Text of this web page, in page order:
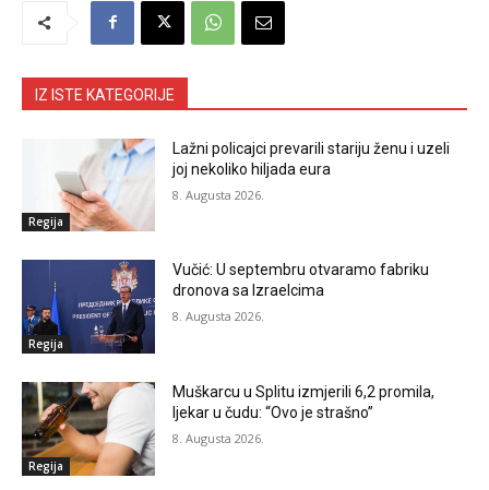
IZ ISTE KATEGORIJE
Regija
Lažni policajci prevarili stariju ženu i uzeli
joj nekoliko hiljada eura
8. Augusta 2026.
Regija
Vučić: U septembru otvaramo fabriku
dronova sa Izraelcima
8. Augusta 2026.
Regija
Muškarcu u Splitu izmjerili 6,2 promila,
ljekar u čudu: “Ovo je strašno”
8. Augusta 2026.